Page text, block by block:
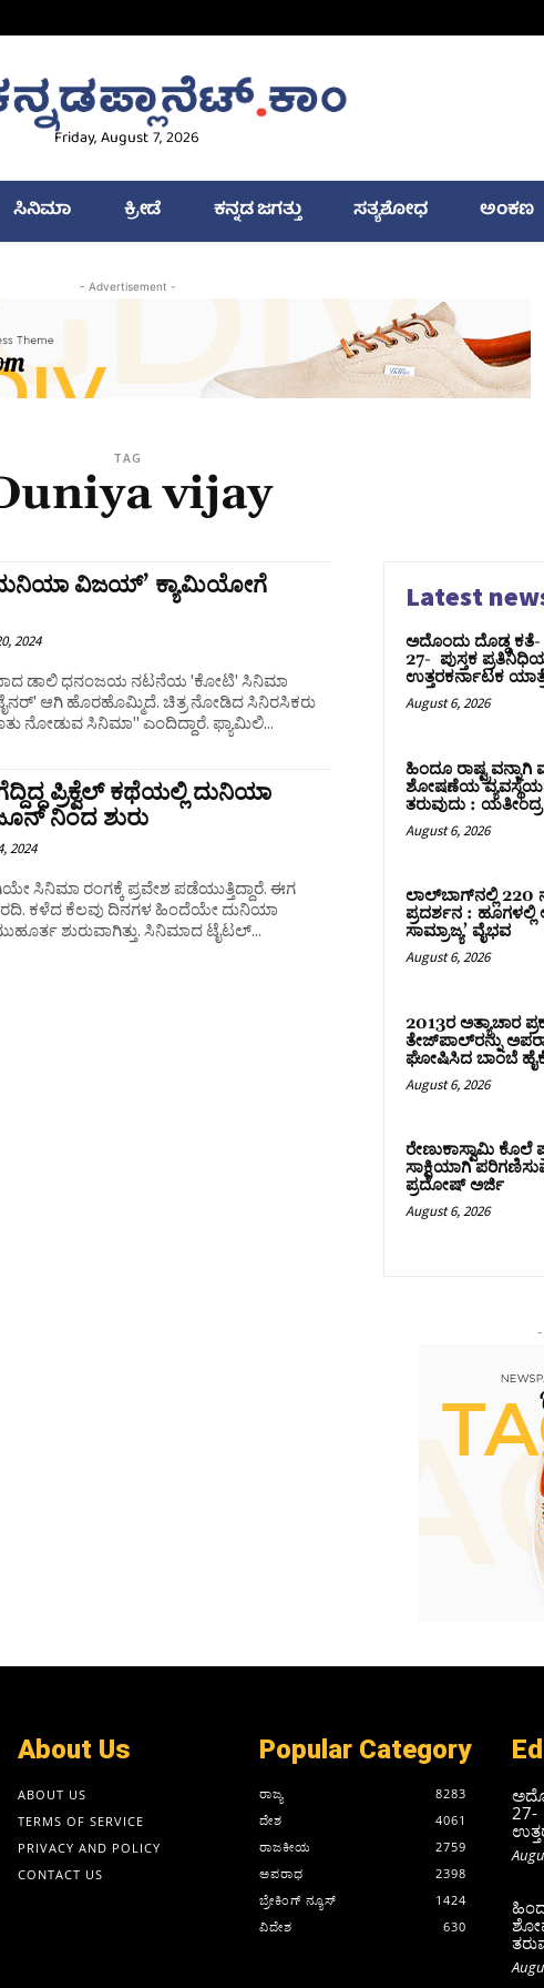
Friday, August 7, 2026
ಸಿನಿಮಾ ಕ್ರೀಡೆ ಕನ್ನಡ ಜಗತ್ತು ಸತ್ಯಶೋಧ ಅಂಕಣ
- Advertisement -
TAG
vijay
ವಿಜಯ್’ ಕ್ಯಾಮಿಯೋಗೆ
2024
ಡಾಲಿ ಧನಂಜಯ ನಟನೆಯ 'ಕೋಟಿ' ಸಿನಿಮಾ
ಆಗಿ ಹೊರಹೊಮ್ಮಿದೆ. ಚಿತ್ರ ನೋಡಿದ ಸಿನಿರಸಿಕರು
ನೋಡುವ ಸಿನಿಮಾ" ಎಂದಿದ್ದಾರೆ. ಫ್ಯಾಮಿಲಿ...
ಪ್ರಿಕ್ವೆಲ್ ಕಥೆಯಲ್ಲಿ ದುನಿಯಾ
ನಿಂದ ಶುರು
2024
ಸಿನಿಮಾ ರಂಗಕ್ಕೆ ಪ್ರವೇಶ ಪಡೆಯುತ್ತಿದ್ದಾರೆ. ಈಗ
ಕಳೆದ ಕೆಲವು ದಿನಗಳ ಹಿಂದೆಯೇ ದುನಿಯಾ
ಶುರುವಾಗಿತ್ತು. ಸಿನಿಮಾದ ಟೈಟಲ್...
Latest
ಅದೊಂದು ದೊಡ್ಡ
27- ಪುಸ್ತಕ
ಉತ್ತರಕರ್ನಾಟಕ
August 6, 2026
ಹಿಂದೂ
ಶೋಷಣೆಯ
ತರುವುದು :
August 6, 2026
ಲಾಲ್‍ಬಾಗ್‍ನಲ್ಲಿ 220
ಪ್ರದರ್ಶನ : ಹೂಗಳಲ್ಲಿ
ಸಾಮ್ರಾಜ್ಯ’ ವೈಭವ
August 6, 2026
2013ರ ಅತ್ಯಾಚಾರ
ತೇಜ್‌ಪಾಲ್‌ರನ್ನು
ಘೋಷಿಸಿದ ಬಾಂಬೆ
August 6, 2026
ರೇಣುಕಾಸ್ವಾಮಿ ಕೊಲೆ
ಸಾಕ್ಷಿಯಾಗಿ
ಪ್ರದೋಷ್‌ ಅರ್ಜಿ
August 6, 2026
-
About Us
ABOUT US
TERMS OF SERVICE
PRIVACY AND POLICY
CONTACT US
Popular Category
ರಾಜ್ಯ
8283
ದೇಶ
4061
ರಾಜಕೀಯ
2759
ಅಪರಾಧ
2398
ಬ್ರೇಕಿಂಗ್ ನ್ಯೂಸ್
1424
ವಿದೇಶ
630
27-